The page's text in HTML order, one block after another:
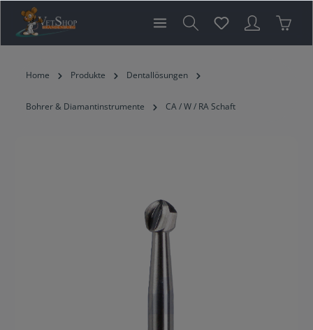
springen
Home Produkte Dentallösungen
Bohrer & Diamantinstrumente CA / W / RA Schaft